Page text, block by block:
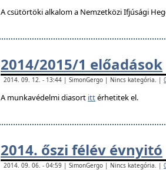
A csütörtöki alkalom a Nemzetközi Ifjúsági
2014/2015/1 előadások
2014. 09. 12. - 13:44 | SimonGergo | Nincs kategória. |
A munkavédelmi diasort ittérhetitek el.
2014. őszi félév évnyitó
2014. 09. 06. - 04:59 | SimonGergo | Nincs kategória. |